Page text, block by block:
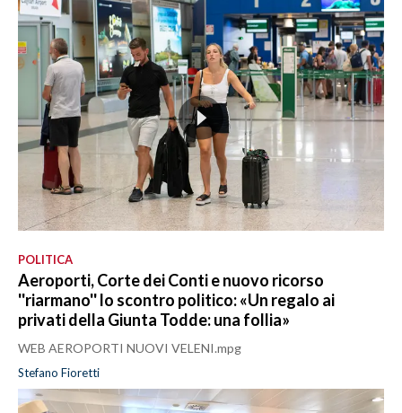
POLITICA
Aeroporti, Corte dei Conti e nuovo ricorso
''riarmano'' lo scontro politico: «Un regalo ai
privati della Giunta Todde: una follia»
WEB AEROPORTI NUOVI VELENI.mpg
Stefano Fioretti